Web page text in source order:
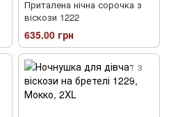
Приталена нічна сорочка з
віскози 1222
635.00 грн